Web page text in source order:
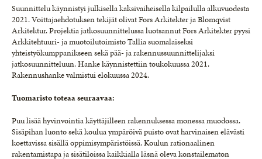
Suunnittelu käynnistyi julkisella kaksivaiheisella kilpailulla alkuvuodesta
2021. Voittajaehdotuksen tekijät olivat Fors Arkitekter ja Blomqvist
Arkitektur. Projektia jatkosuunnittelussa luotsannut Fors Arkitekter pyysi
Arkkitehtuuri- ja muotoilutoimisto Tallia suomalaiseksi
yhteistyökumppanikseen sekä pää- ja rakennussuunnittelijaksi
jatkosuunnitteluun. Hanke käynnistettiin toukokuussa 2021.
Rakennushanke valmistui elokuussa 2024.
Tuomaristo toteaa seuraavaa:
Puu lisää hyvinvointia käyttäjilleen rakennuksessa monessa muodossa.
Sisäpihan luonto sekä koulua ympäröivä puisto ovat harvinaisen elävästi
koettavissa sisällä oppimisympäristöissä. Koulun rationaalinen
rakentamistapa ja sisätiloissa kaikkialla läsnä oleva konstailematon